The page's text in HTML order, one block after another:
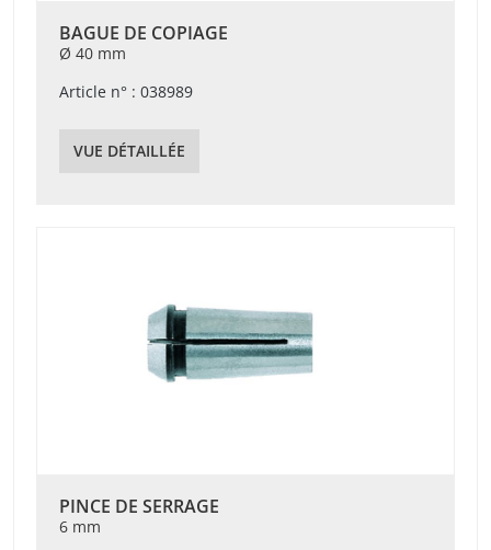
BAGUE DE COPIAGE
Ø 40 mm
Article n° : 038989
VUE DÉTAILLÉE
PINCE DE SERRAGE
6 mm